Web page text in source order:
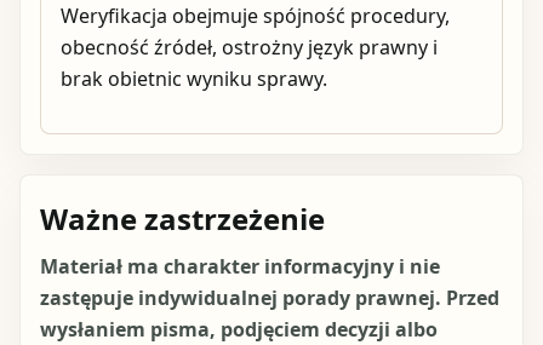
Weryfikacja obejmuje spójność procedury,
obecność źródeł, ostrożny język prawny i
brak obietnic wyniku sprawy.
Ważne zastrzeżenie
Materiał ma charakter informacyjny i nie
zastępuje indywidualnej porady prawnej. Przed
wysłaniem pisma, podjęciem decyzji albo